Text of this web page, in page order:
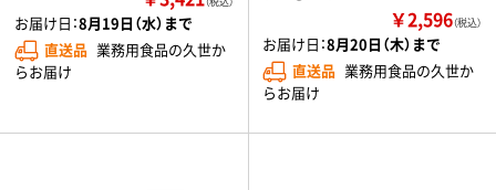
お届け日：8月19日（水）まで
直送品 業務用食品の久世か
らお届け
￥2,596（税込）
お届け日：8月20日（木）まで
直送品 業務用食品の久世か
らお届け